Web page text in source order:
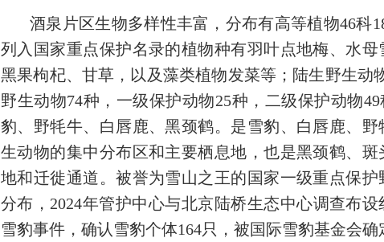
酒泉片区生物多样性丰富，分布有高等植物46科
列入国家重点保护名录的植物种有羽叶点地梅、水母
黑果枸杞、甘草，以及藻类植物发菜等；陆生野生动
野生动物74种，一级保护动物25种，二级保护动物
豹、野牦牛、白唇鹿、黑颈鹤。是雪豹、白唇鹿、
生动物的集中分布区和主要栖息地，也是黑颈鹤、
地和迁徙通道。被誉为雪山之王的国家一级重点保
分布， 2024年管护中心与北京陆桥生态中心调查布
雪豹事件，确认雪豹个体164只，被国际雪豹基金会确